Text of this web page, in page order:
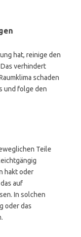
hat, reinige den
verhindert
schaden
und folge den
Teile
hakt oder
auf
In solchen
oder das